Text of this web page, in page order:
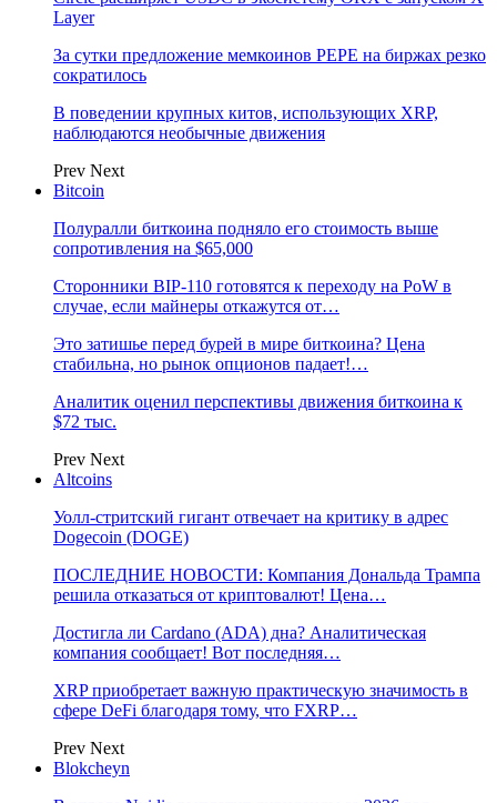
Layer
За сутки предложение мемкоинов PEPE на биржах резко
сократилось
В поведении крупных китов, использующих XRP,
наблюдаются необычные движения
Prev Next
Bitcoin
Полуралли биткоина подняло его стоимость выше
сопротивления на $65,000
Сторонники BIP-110 готовятся к переходу на PoW в
случае, если майнеры откажутся от…
Это затишье перед бурей в мире биткоина? Цена
стабильна, но рынок опционов падает!…
Аналитик оценил перспективы движения биткоина к
$72 тыс.
Prev Next
Altcoins
Уолл-стритский гигант отвечает на критику в адрес
Dogecoin (DOGE)
ПОСЛЕДНИЕ НОВОСТИ: Компания Дональда Трампа
решила отказаться от криптовалют! Цена…
Достигла ли Cardano (ADA) дна? Аналитическая
компания сообщает! Вот последняя…
XRP приобретает важную практическую значимость в
сфере DeFi благодаря тому, что FXRP…
Prev Next
Blokcheyn